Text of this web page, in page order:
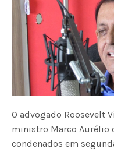
O advogado Roosevelt
ministro Marco Aurélio
condenados em